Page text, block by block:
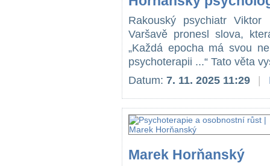
Rakouský psychiatr
Varšavě pronesl slova,
„Každá epocha má svou
psychoterapii ...“ Tato věta
Datum: 7. 11. 2025 11:29
Marek Horňanský